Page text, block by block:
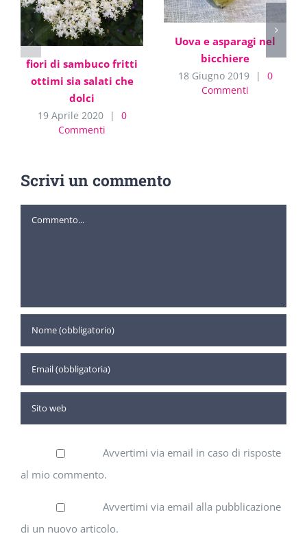
fiori di sambuco fritti
ottimi sia salati che
dolci
19 Aprile 2020 |
0
Commenti
Uova e asparagi nel
bicchiere
18 Giugno 2019 |
0
Commenti
Scrivi un commento
Commento
Avvertimi via email in caso di risposte
al mio commento.
Avvertimi via email alla pubblicazione
di un nuovo articolo.